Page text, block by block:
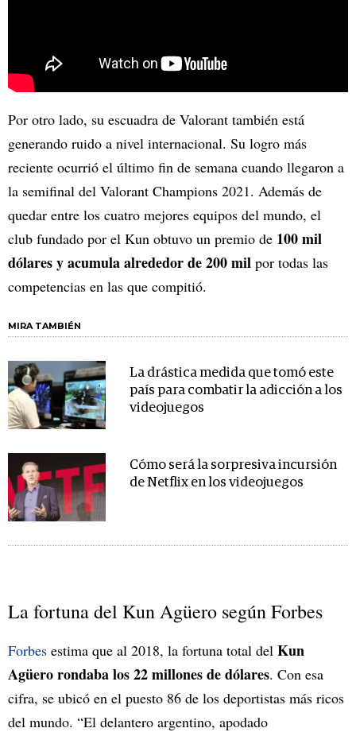
Por otro lado, su escuadra de Valorant también está
generando ruido a nivel internacional. Su logro más
reciente ocurrió el último fin de semana cuando llegaron a
la semifinal del Valorant Champions 2021. Además de
quedar entre los cuatro mejores equipos del mundo, el
club fundado por el Kun obtuvo un premio de 100 mil
dólares y acumula alrededor de 200 mil por todas las
competencias en las que compitió.
MIRA TAMBIÉN
La drástica medida que tomó este
país para combatir la adicción a los
videojuegos
Cómo será la sorpresiva incursión
de Netflix en los videojuegos
La fortuna del Kun Agüero según Forbes
Forbes estima que al 2018, la fortuna total del Kun
Agüero rondaba los 22 millones de dólares. Con esa
cifra, se ubicó en el puesto 86 de los deportistas más ricos
del mundo. “El delantero argentino, apodado